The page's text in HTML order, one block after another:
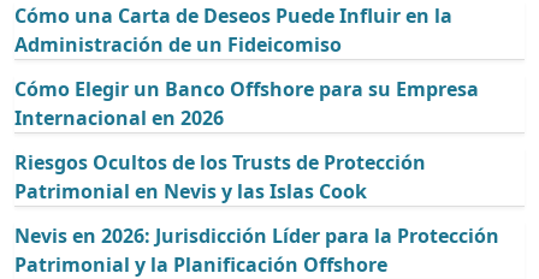
Cómo una Carta de Deseos Puede Influir en la
Administración de un Fideicomiso
Cómo Elegir un Banco Offshore para su Empresa
Internacional en 2026
Riesgos Ocultos de los Trusts de Protección
Patrimonial en Nevis y las Islas Cook
Nevis en 2026: Jurisdicción Líder para la Protección
Patrimonial y la Planificación Offshore